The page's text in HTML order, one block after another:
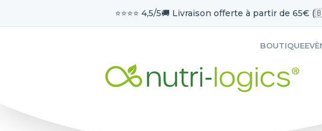
⭐️⭐️⭐️⭐️ 4,5/5🚚 Livraison offerte à partir de
BOUTIQUE